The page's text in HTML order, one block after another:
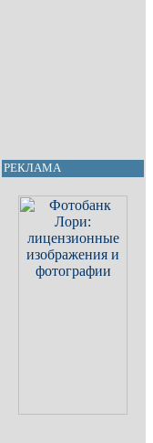
РЕКЛАМА